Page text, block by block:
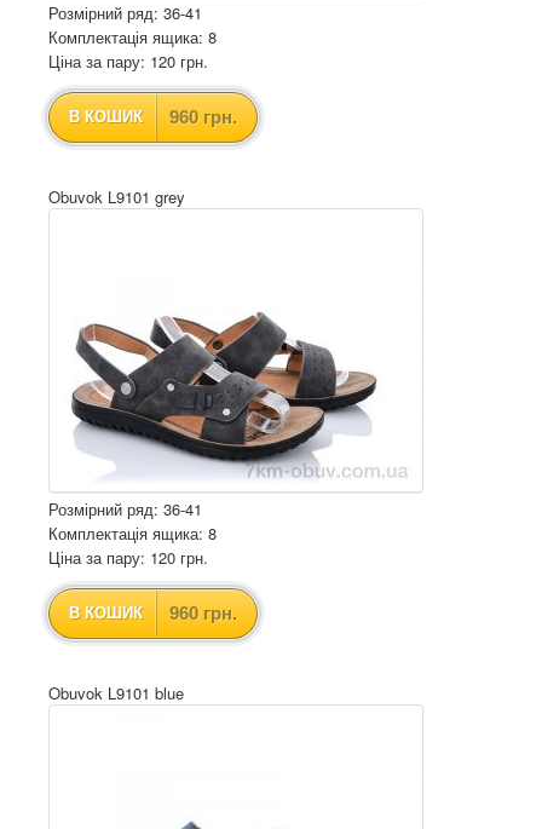
Розмірний ряд: 36-41
Комплектація ящика: 8
Ціна за пару: 120 грн.
В КОШИК 960 грн.
Obuvok L9101 grey
Розмірний ряд: 36-41
Комплектація ящика: 8
Ціна за пару: 120 грн.
В КОШИК 960 грн.
Obuvok L9101 blue